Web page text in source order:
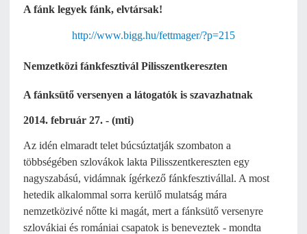
A fánk legyek fánk, elvtársak!
http://www.bigg.hu/fettmager/?p=215
Nemzetközi fánkfesztivál Pilisszentkereszten
A fánksütő versenyen a látogatók is szavazhatnak
2014. február 27. - (mti)
Az idén elmaradt telet búcsúztatják szombaton a
többségében szlovákok lakta Pilisszentkereszten egy
nagyszabású, vidámnak ígérkező fánkfesztivállal. A most
hetedik alkalommal sorra kerülő mulatság mára
nemzetközivé nőtte ki magát, mert a fánksütő versenyre
szlovákiai és romániai csapatok is beneveztek - mondta